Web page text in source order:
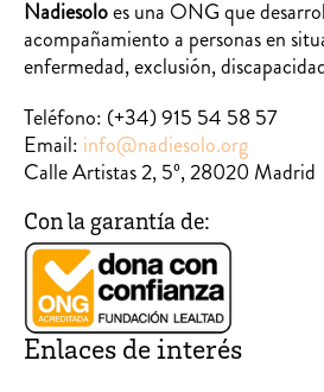
Nadiesoloes una ONG que
acompañamiento a personas en
enfermedad, exclusión,
Teléfono: (+34) 915 54 58 57
Email: info@nadiesolo.org
Calle Artistas 2, 5º, 28020 Madrid
Con la garantía de:
Enlaces de interés